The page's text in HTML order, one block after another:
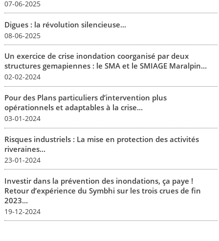
07-06-2025
Digues : la révolution silencieuse...
08-06-2025
Un exercice de crise inondation coorganisé par deux
structures gemapiennes : le SMA et le SMIAGE Maralpin...
02-02-2024
Pour des Plans particuliers d’intervention plus
opérationnels et adaptables à la crise...
03-01-2024
Risques industriels : La mise en protection des activités
riveraines...
23-01-2024
Investir dans la prévention des inondations, ça paye !
Retour d’expérience du Symbhi sur les trois crues de fin
2023...
19-12-2024